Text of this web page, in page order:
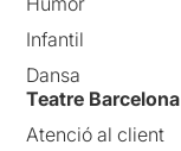
Infantil
Dansa
Teatre
Atenció al client